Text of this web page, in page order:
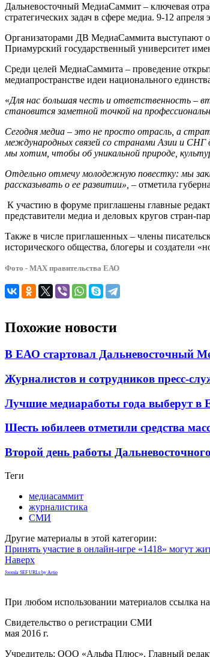
по
12
(12+)
Дальневосточный МедиаСаммит – ключевая
стратегических задач в сфере медиа. 9-12
Организаторами ДВ МедиаСаммита выступают
Приамурский государственный университет
Среди целей МедиаСаммита – проведение
медиапространстве идеи национального
«Для нас большая честь и ответственность –
становится заметной точкой на
Сегодня медиа – это не просто отрасль, а
международных связей со странами Азии и СНГ
мы хотим, чтобы об уникальной природе,
Отдельно отмечу молодежную повестку: мы
рассказывать о ее развитии», – отметила
К участию в форуме приглашены главные
представители медиа и деловых кругов стран-
Также в числе приглашенных – члены
исторического общества, блогеры и создатели
Фото - МАХ правительства ЕАО
Похожие новости
В ЕАО стартовал Дальневосточный
Журналистов и сотрудников пресс-
Лучшие медиаработы года выберут в
Шесть юбилеев отметили средства
Второй день работы
Теги
медиасаммит
журналистика
СМИ
Другие материалы в этой категории:
Принять участие в онлайн-игре «1418» могут
Наверх
Joomla SEF URLs by Artio
При любом использовании материалов ссылка на
Свидетельство о регистрации СМИ
мая 2016 г.
Учредитель: ООО «Альфа Плюс». Главный